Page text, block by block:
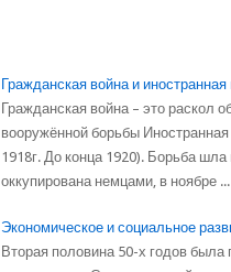
Гражданская война и
Гражданская война – это раскол
вооружённой борьбы
1918г. До конца 1920). Борьба
оккупирована немцами, в ноябре ...
Экономическое и социальное
Вторая половина 50-х годов была